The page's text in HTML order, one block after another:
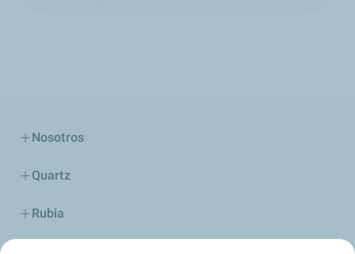
Nosotros
Quartz
Rubia